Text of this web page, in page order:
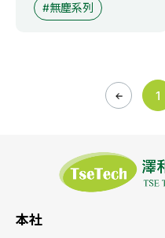
無塵系列
1
本社